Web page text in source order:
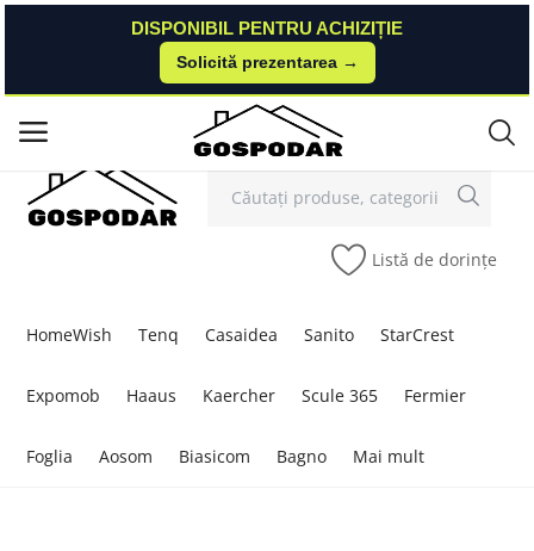
DISPONIBIL PENTRU ACHIZIȚIE
Solicită prezentarea →
Contact Autentificare Înregistrare
Listă de dorințe
HomeWish Tenq Casaidea Sanito StarCrest
Expomob Haaus Kaercher Scule 365 Fermier
Foglia Aosom Biasicom Bagno Mai mult
DISPONIBIL PENTRU ACHIZIȚIE
Solicită prezentarea →
Meniu principal
Categorii